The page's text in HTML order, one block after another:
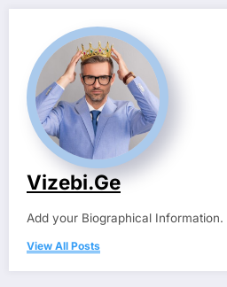
Vizebi.ge
Add your Biographical Information.
View All Posts